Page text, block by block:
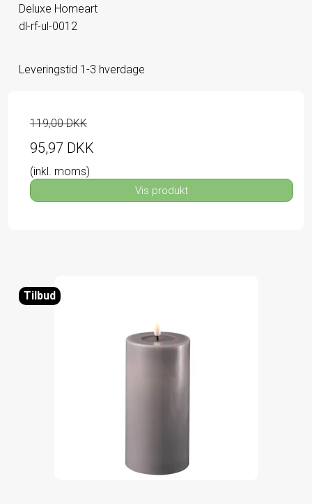
Deluxe Homeart
dl-rf-ul-0012
Leveringstid 1-3 hverdage
119,00 DKK
95,97 DKK
(inkl. moms)
Vis produkt
Tilbud